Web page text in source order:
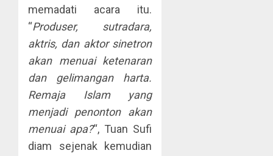
memadati acara itu.
“Produser, sutradara,
aktris, dan aktor sinetron
akan menuai ketenaran
dan gelimangan harta.
Remaja Islam yang
menjadi penonton akan
menuai apa?“, Tuan Sufi
diam sejenak kemudian